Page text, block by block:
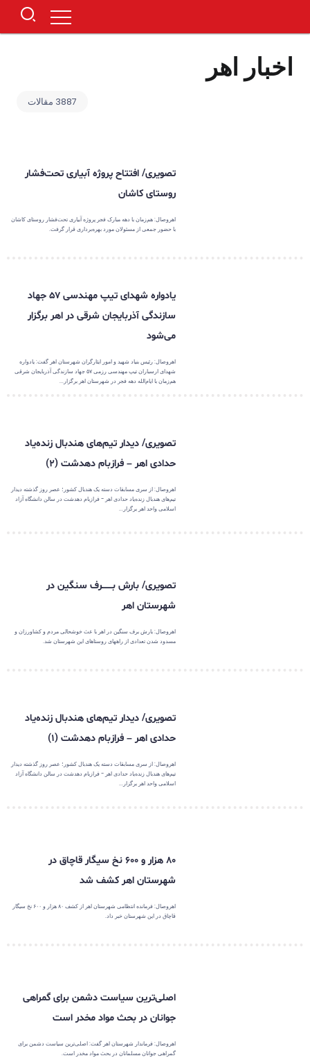
اخبار اهر
3887 مقالات
تصویری/ افتتاح پروژه‌ آبیاری تحت‌فشار
روستای کاشان
اهروصال: هم‌زمان با دهه مبارک فجر پروژه‌ آبیاری تحت‌فشار روستای کاشان
با حضور جمعی از مسئولان مورد بهره‌برداری قرار گرفت.
یادواره شهدای تیپ مهندسی ۵۷ جهاد
سازندگی آذربایجان شرقی در اهر برگزار
می‌شود
اهروصال: رئیس بنیاد شهید و امور ایثارگران شهرستان اهر گفت: یادواره
شهدای ارسباران تیپ مهندسی رزمی ۵۷ جهاد سازندگی آذربایجان شرقی
هم‌زمان با ایام‌الله دهه فجر در شهرستان اهر برگزار...
تصویری/ دیدار تیم‌های هندبال زنده‌یاد
حدادی اهر – فرازبام دهدشت (۲)
اهروصال: از سری مسابقات دسته یک هندبال کشور؛ عصر روز گذشته دیدار
تیم‌های هندبال زنده‌یاد حدادی اهر - فرازبام دهدشت در سالن دانشگاه آزاد
اسلامی واحد اهر برگزار...
تصویری/ بارش بـــــــرف سنگین در
شهرستان اهر
اهروصال: بارش برف سنگین در اهر با عث خوشحالی مردم و کشاورزان و
مسدود شدن تعدادی از راههای روستاهای این شهرستان شد.
تصویری/ دیدار تیم‌های هندبال زنده‌یاد
حدادی اهر – فرازبام دهدشت (۱)
اهروصال: از سری مسابقات دسته یک هندبال کشور؛ عصر روز گذشته دیدار
تیم‌های هندبال زنده‌یاد حدادی اهر - فرازبام دهدشت در سالن دانشگاه آزاد
اسلامی واحد اهر برگزار...
۸۰ هزار و ۶۰۰ نخ سیگار قاچاق در
شهرستان اهر کشف شد
اهروصال: فرمانده انتظامی شهرستان اهر از کشف ۸۰ هزار و ۶۰۰ نخ سیگار
قاچاق در این شهرستان خبر داد.
اصلی‌ترین سیاست دشمن برای گمراهی
جوانان در بحث مواد مخدر است
اهروصال: فرماندار شهرستان اهر گفت: اصلی‌ترین سیاست دشمن برای
گمراهی جوانان مسلمانان در بحث مواد مخدر است.